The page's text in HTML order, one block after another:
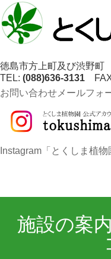
徳島市方上町及び渋野町
TEL: (088)636-3131
お問い合わせメールフォ
Instagram「とくしま植
施設の案